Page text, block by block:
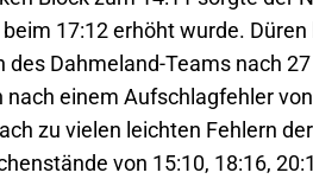
17:12 erhöht wurde.
Dahmeland-Teams nach
einem Aufschlagfehler
zu vielen leichten Fehlern
von 15:10, 18:16,